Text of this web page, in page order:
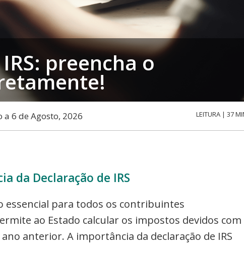
preencha o
a 6 de Agosto, 2026 LEITURA | 37
da Declaração de IRS
essencial para todos os contribuintes
ao Estado calcular os impostos devidos com
anterior. A importância da declaração de IRS